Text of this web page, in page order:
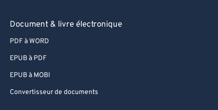
Document & livre électronique
PDF à WORD
EPUB à PDF
EPUB à MOBI
Convertisseur de documents